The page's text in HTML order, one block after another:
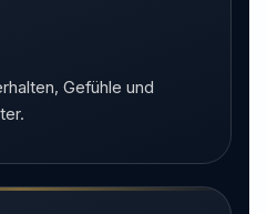
Gefühle und